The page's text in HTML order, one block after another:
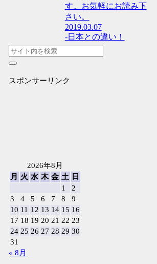
す。お気軽にお読み下
さい。
2019.03.07
-日本との違い！
スポンサーリンク
2026年8月
月
火 水 木 金 土
日
1
2
3
4 5 6 7 8
9
10 11 12 13 14 15 16
17 18 19 20 21 22 23
24 25 26 27 28 29 30
31
« 8月